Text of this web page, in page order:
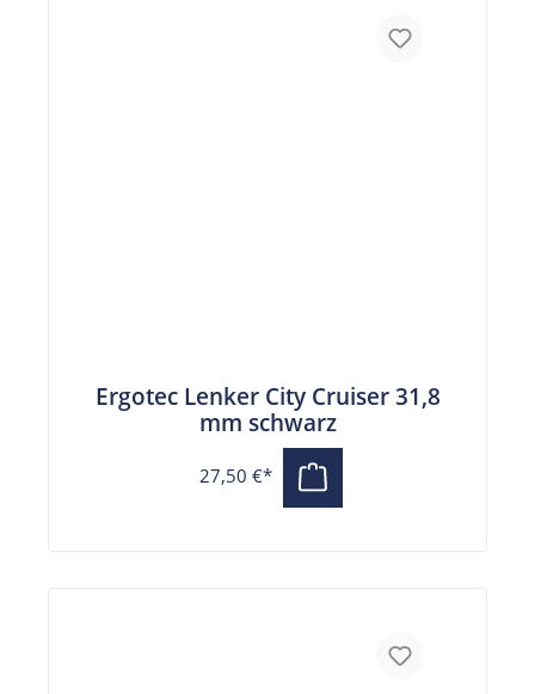
Ergotec Lenker City Cruiser 31,8
mm schwarz
27,50 €*